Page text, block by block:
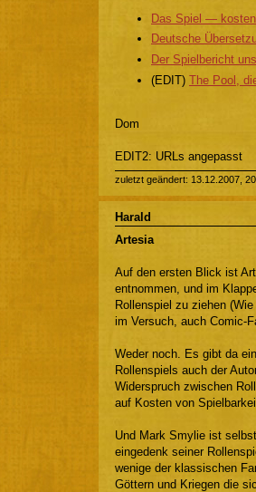
Das Spiel —
Deutsche
Der Spielbericht
(EDIT) The Pool,
Dom
EDIT2: URLs angepasst
zuletzt geändert: 13.12.2007,
Harald
Artesia
Auf den ersten Blick ist
entnommen, und im
Rollenspiel zu ziehen
im Versuch, auch Comic-
Weder noch. Es gibt da
Rollenspiels auch der
Widerspruch zwischen
auf Kosten von
Und Mark Smylie ist
eingedenk seiner
wenige der klassischen
Göttern und Kriegen die